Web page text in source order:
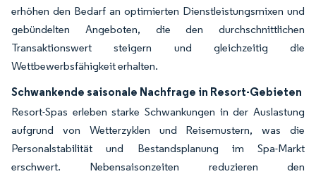
erhöhen den Bedarf an optimierten Dienstleistungsmixen und
gebündelten Angeboten, die den durchschnittlichen
Transaktionswert steigern und gleichzeitig die
Wettbewerbsfähigkeit erhalten.
Schwankende saisonale Nachfrage in Resort-Gebieten
Resort-Spas erleben starke Schwankungen in der Auslastung
aufgrund von Wetterzyklen und Reisemustern, was die
Personalstabilität und Bestandsplanung im Spa-Markt
erschwert. Nebensaisonzeiten reduzieren den